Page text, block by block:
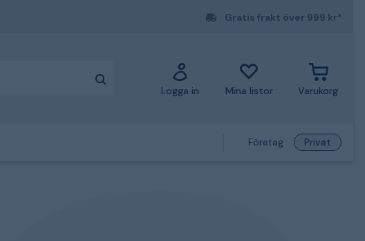
Gratis frakt över 999 kr*
Logga in Mina listor Varukorg
Företag Privat